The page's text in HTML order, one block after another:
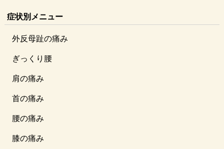
症状別メニュー
外反母趾の痛み
ぎっくり腰
肩の痛み
首の痛み
腰の痛み
膝の痛み